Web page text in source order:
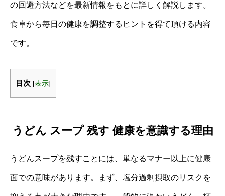
の回避方法などを最新情報をもとに詳しく解説します。
食卓から毎日の健康を調整するヒントを得て頂ける内容
です。
目次 [表示]
うどん スープ 残す 健康を意識する理由
うどんスープを残すことには、単なるマナー以上に健康
面での意味があります。まず、塩分過剰摂取のリスクを